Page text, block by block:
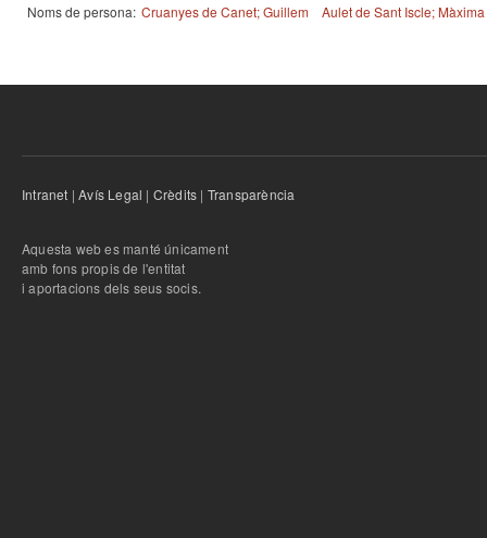
Noms de persona: Cruanyes de Canet; Guillem Aulet de Sant Iscle; Màxima
Intranet |Avís Legal | Crèdits | Transparència
Aquesta web es manté únicament
amb fons propis de l'entitat
i aportacions dels seus socis.